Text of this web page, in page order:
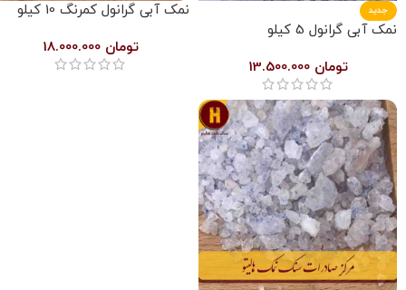
جدید
نمک آبی گرانول 5 کیلو
تومان 13.500.000
نمک آبی گرانول کمرنگ 10 کیلو
تومان 18.000.000